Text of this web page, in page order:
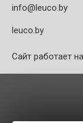
info@leuco.by
leuco.by
Сайт работает